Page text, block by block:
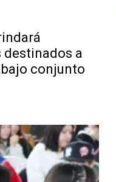
destinados a
conjunto